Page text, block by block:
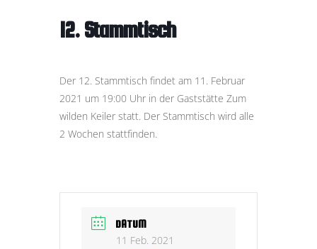
12. Stammtisch
Der 12. Stammtisch findet am 11. Februar
2021 um 19:00 Uhr in der Gaststätte Zum
wilden Keiler statt. Der Stammtisch wird alle
2 Wochen stattfinden.
DATUM
11 Feb. 2021